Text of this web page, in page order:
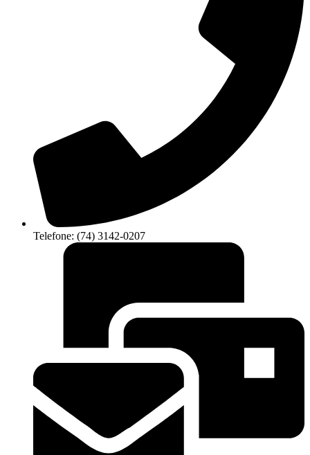
Telefone: (74) 3142-0207